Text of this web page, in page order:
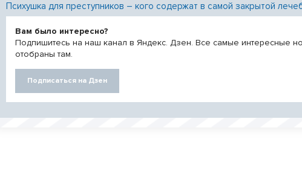
Психушка для преступников – кого содержат в самой закрытой
Вам было интересно?
Подпишитесь на наш канал в Яндекс. Дзен. Все самые интересные
отобраны там.
Подписаться на Дзен